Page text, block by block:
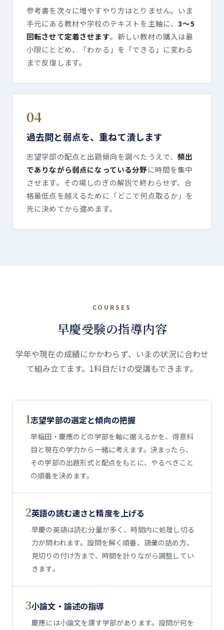
参考書を次々に増やすやり方はとりません。いま
手元にある教材や学校のテキストを主軸に、3〜5
回転させて定着させます。新しい教材の購入は最
小限にとどめ、「わかる」を「できる」に変わる
まで反復します。
04
過去問と弱点を、重ねて潰します
志望学部の配点と出題傾向を調べたうえで、頻出
でありながら弱点になっている分野に時間を集中
させます。その場しのぎの解説で終わらせず、合
格最低点を越えるために「どこで何点取るか」を
先に決めてから進めます。
COURSES
早慶受験の指導内容
学年や現在の成績にかかわらず、いまの状況に合わせ
て組み立てます。1科目だけの受講もできます。
1志望学部の選定と傾向の把握
早稲田・慶應のどの学部を軸に据えるかを、得意科
目と現在の学力から一緒に考えます。決まったら、
その学部の出題形式と配点をもとに、やるべきこと
の順番を決めます。
2英語の読む速さと精度を上げる
早慶の英語は読む分量が多く、時間内に処理し切る
力が問われます。設問を解く順番、語彙の詰め方、
見切りの付け方まで、時間を計りながら調整してい
きます。
3小論文・論述の指導
慶應には小論文を課す学部があります。設問が何を